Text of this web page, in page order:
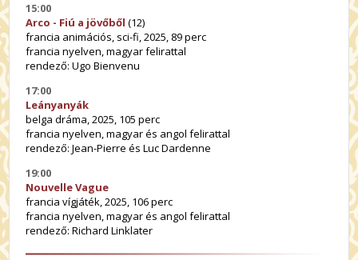
15:00
Arco - Fiú a jövőből (12)
francia animációs, sci-fi, 2025, 89 perc
francia nyelven, magyar felirattal
rendező: Ugo Bienvenu
17:00
Leányanyák
belga dráma, 2025, 105 perc
francia nyelven, magyar és angol felirattal
rendező: Jean-Pierre és Luc Dardenne
19:00
Nouvelle Vague
francia vígjáték, 2025, 106 perc
francia nyelven, magyar és angol felirattal
rendező: Richard Linklater